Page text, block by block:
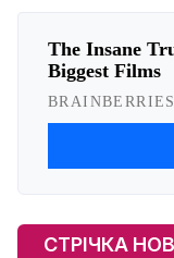
СТРІЧКА